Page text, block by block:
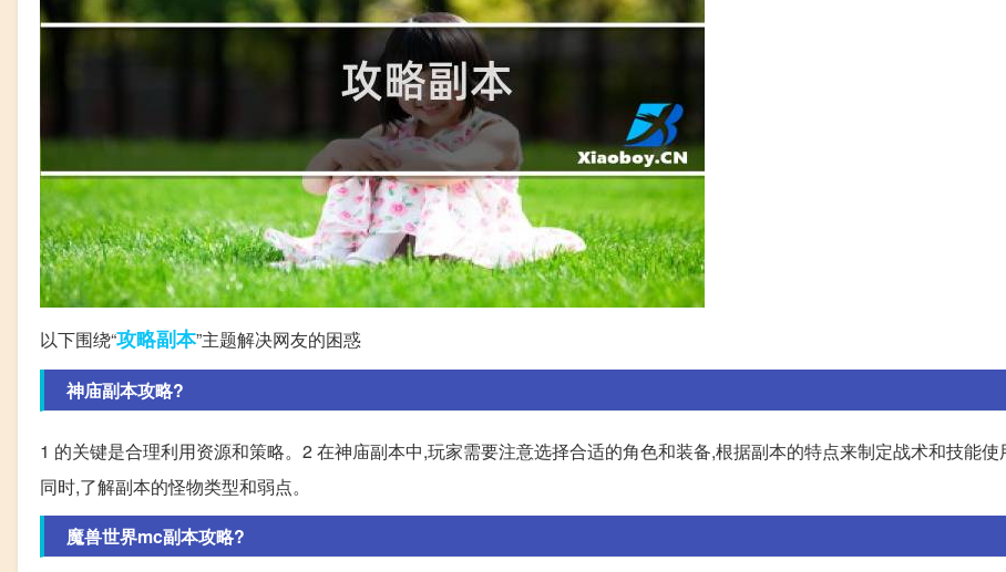
以下围绕“攻略副本”主题解决网友的困惑
神庙副本攻略?
1 的关键是合理利用资源和策略。2 在神庙副本中,玩家需要注意选择合适的角色和装备,根据副本的特点来制定战术和技能使
同时,了解副本的怪物类型和弱点。
魔兽世界mc副本攻略?